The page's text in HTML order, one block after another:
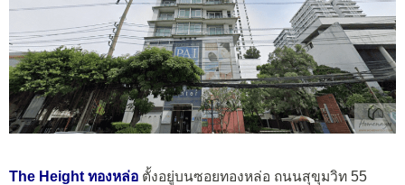
The Height ทองหล่อ ตั้งอยู่บนซอยทองหล่อ ถนนสุขุมวิท 55